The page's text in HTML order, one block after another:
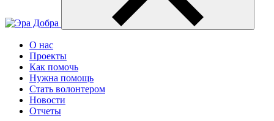
О нас
Проекты
Как помочь
Нужна помощь
Стать волонтером
Новости
Отчеты